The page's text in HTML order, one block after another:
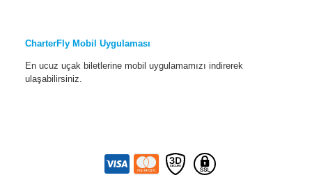
CharterFly Mobil Uygulaması
En ucuz uçak biletlerine mobil uygulamamızı indirerek
ulaşabilirsiniz.